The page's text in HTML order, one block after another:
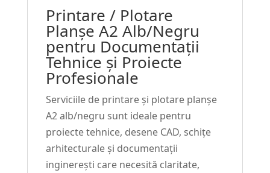
Printare / Plotare
Planșe A2 Alb/Negru
pentru Documentații
Tehnice și Proiecte
Profesionale
Serviciile de printare și plotare planșe
A2 alb/negru sunt ideale pentru
proiecte tehnice, desene CAD, schițe
arhitecturale și documentații
inginerești care necesită claritate,